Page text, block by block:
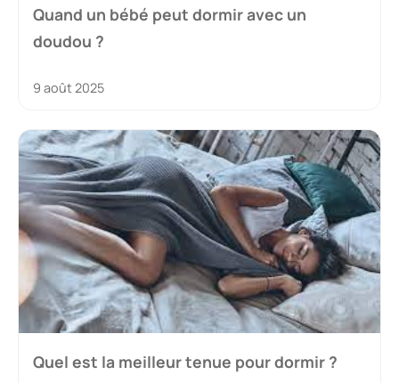
Quand un bébé peut dormir avec un
doudou ?
9 août 2025
Quel est la meilleur tenue pour dormir ?